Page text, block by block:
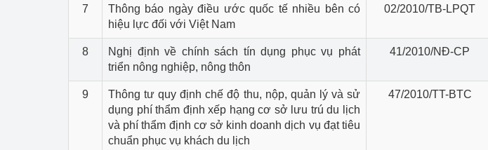
Phát triển công nghiệp
Chính sách
Sản xuất công nghiệp
Phát triển năng lượng
7
Thông báo ngày điều ước quốc tế nhiều bên có
hiệu lực đối với Việt Nam
02/2010/TB-LPQT
8
Nghị định về chính sách tín dụng phục vụ phát
triển nông nghiệp, nông thôn
41/2010/NĐ-CP
9
Thông tư quy định chế độ thu, nộp, quản lý và sử
dụng phí thẩm định xếp hạng cơ sở lưu trú du lịch
và phí thẩm định cơ sở kinh doanh dịch vụ đạt tiêu
chuẩn phục vụ khách du lịch
47/2010/TT-BTC